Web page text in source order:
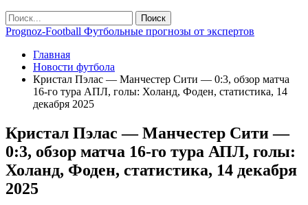
Prognoz-Football Футбольные прогнозы от экспертов
Главная
Новости футбола
Кристал Пэлас — Манчестер Сити — 0:3, обзор матча
16-го тура АПЛ, голы: Холанд, Фоден, статистика, 14
декабря 2025
Кристал Пэлас — Манчестер Сити —
0:3, обзор матча 16-го тура АПЛ, голы:
Холанд, Фоден, статистика, 14 декабря
2025